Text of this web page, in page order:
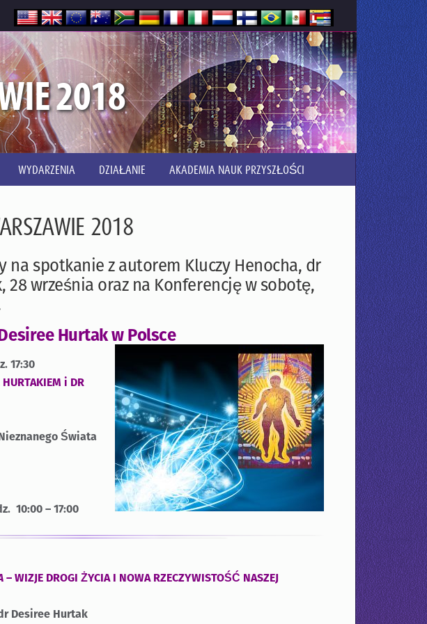
2018
WYDARZENIA DZIAŁANIE AKADEMIA NAUK PRZYSZŁOŚCI
2018
na spotkanie z autorem Kluczy Henocha, dr
28 września oraz na Konferencję w sobotę,
Hurtak w Polsce
17:30
HURTAKIEM i DR
Świata
10:00 – 17:00
– WIZJE DROGI ŻYCIA I NOWA RZECZYWISTOŚĆ NASZEJ
Desiree Hurtak